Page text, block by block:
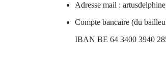
Adresse mail :
Compte bancaire (du
IBAN BE 64 3400 3940